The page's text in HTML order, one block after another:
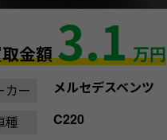
金額3.1 万円
カー
メルセデスベンツ
種
C220